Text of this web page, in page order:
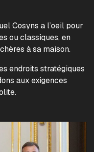
Cosyns a l’oeil pour
ou classiques, en
à sa maison.
endroits stratégiques
aux exigences